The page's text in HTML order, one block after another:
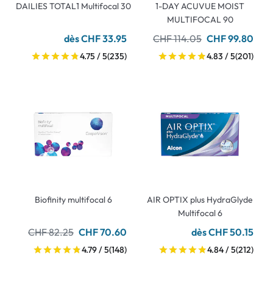
DAILIES TOTAL1 Multifocal 30
dès CHF 33.95
4.75 / 5(235)
1-DAY ACUVUE MOIST
MULTIFOCAL 90
CHF 114.05 CHF 99.80
4.83 / 5(201)
Biofinity multifocal 6
CHF 82.25 CHF 70.60
4.79 / 5(148)
AIR OPTIX plus HydraGlyde
Multifocal 6
dès CHF 50.15
4.84 / 5(212)